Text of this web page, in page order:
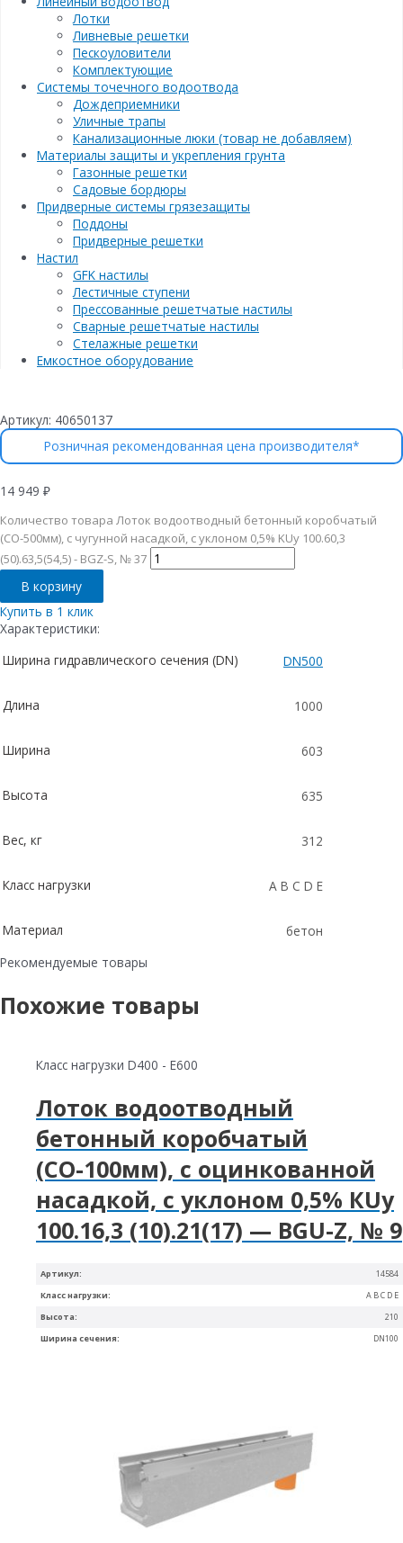
Лотки
Ливневые решетки
Пескоуловители
Комплектующие
Системы точечного водоотвода
Дождеприемники
Уличные трапы
Канализационные люки (товар не добавляем)
Материалы защиты и укрепления грунта
Газонные решетки
Садовые бордюры
Придверные системы грязезащиты
Поддоны
Придверные решетки
Настил
GFK настилы
Лестичные ступени
Прессованные решетчатые настилы
Сварные решетчатые настилы
Стелажные решетки
Емкостное оборудование
Артикул: 40650137
Розничная рекомендованная цена производителя*
14 949 ₽
Количество товара Лоток водоотводный бетонный коробчатый
(СО-500мм), с чугунной насадкой, с уклоном 0,5% KUу 100.60,3
(50).63,5(54,5) - BGZ-S, № 37
В корзину
Купить в 1 клик
Характеристики:
Ширина гидравлического сечения (DN)
DN500
Длина 1000
Ширина 603
Высота 635
Вес, кг 312
Класс нагрузки A B C D E
Материал
бетон
Рекомендуемые товары
Похожие товары
Артикул: 14584
Ширина сечения: DN100
Высота: 210
Класс нагрузки: A B C D E
Класс нагрузки D400 - E600
Лоток водоотводный
бетонный коробчатый
(СО-100мм), с оцинкованной
насадкой, с уклоном 0,5% КUу
100.16,3 (10).21(17) — BGU-Z, № 9